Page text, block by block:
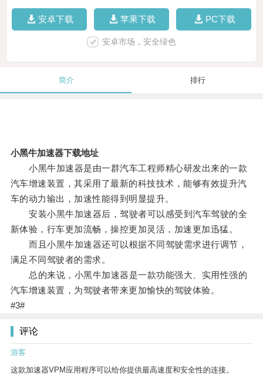
安卓下载 苹果下载 PC下载
安卓市场，安全绿色
简介 排行
小黑牛加速器下载地址
小黑牛加速器是由一群汽车工程师精心研发出来的一款
汽车增速装置，其采用了最新的科技技术，能够有效提升汽
车的动力输出，加速性能得到明显提升。
安装小黑牛加速器后，驾驶者可以感受到汽车驾驶的全
新体验，行车更加流畅，操控更加灵活，加速更加迅猛。
而且小黑牛加速器还可以根据不同驾驶需求进行调节，
满足不同驾驶者的需求。
总的来说，小黑牛加速器是一款功能强大、实用性强的
汽车增速装置，为驾驶者带来更加愉快的驾驶体验。
#3#
评论
游客
这款加速器VPM应用程序可以给你提供最高速度和安全性的连接。